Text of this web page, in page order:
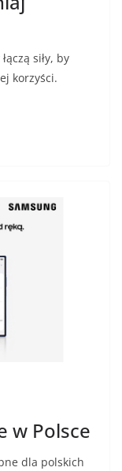
siły, by
korzyści.
w Polsce
dla polskich